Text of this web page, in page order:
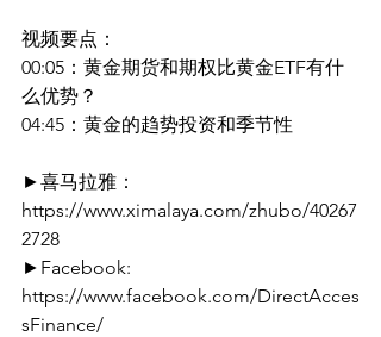
视频要点：
00:05：黄金期货和期权比黄金ETF有什
么优势？
04:45：黄金的趋势投资和季节性
►喜马拉雅：
https://www.ximalaya.com/zhubo/40267
2728
►Facebook:
https://www.facebook.com/DirectAcces
sFinance/